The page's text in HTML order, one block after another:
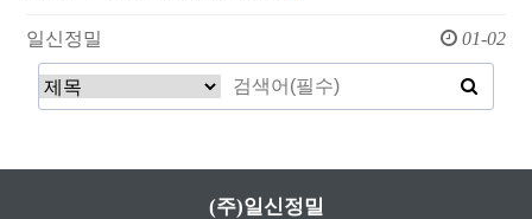
일신정밀 01-02
(주)일신정밀